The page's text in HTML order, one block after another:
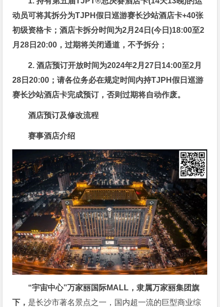
动员可将其拆分为TJPH假日巡游赛长沙站酒店卡+40张
初级资格卡 ；酒店卡拆分时间为2月24日(今日)18:00至2
月28日20:00，过期将关闭通道，不予拆分；
2. 酒店预订开放时间为2024年2月27日14:00至2月
28日20:00；请各位务必在规定时间内持TJPH假日巡游
赛长沙站酒店卡完成预订，否则过期将自动作废。
酒店预订及修改流程
赛事酒店介绍
“宇宙中心”万家丽国际MALL，隶属万家丽集团旗
下， 是长沙市著名景点之一，国内超一流的巨型商业综